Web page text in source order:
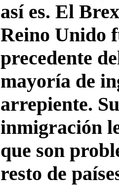
así es. El
Reino Unido
precedente
mayoría de
arrepiente.
inmigración
que son
resto de